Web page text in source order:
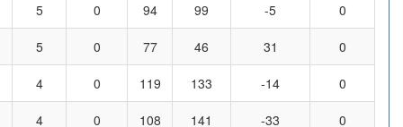
5 0 94 99 -5 0
5 0 77 46 31 0
4 0 119 133 -14 0
4 0 108 141 -33 0